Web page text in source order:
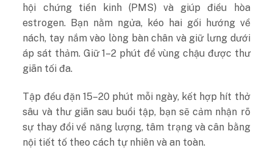
hội chứng tiền kinh (PMS) và giúp điều hòa
estrogen. Bạn nằm ngửa, kéo hai gối hướng về
nách, tay nắm vào lòng bàn chân và giữ lưng dưới
áp sát thảm. Giữ 1–2 phút để vùng chậu được thư
giãn tối đa.
Tập đều đặn 15–20 phút mỗi ngày, kết hợp hít thở
sâu và thư giãn sau buổi tập, bạn sẽ cảm nhận rõ
sự thay đổi về năng lượng, tâm trạng và cân bằng
nội tiết tố theo cách tự nhiên và an toàn.